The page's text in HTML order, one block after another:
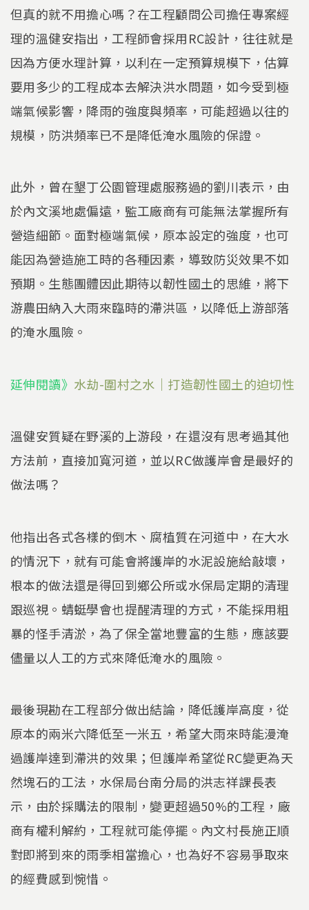
但真的就不用擔心嗎？在工程顧問公司擔任專案經
理的溫健安指出，工程師會採用RC設計，往往就是
因為方便水理計算，以利在一定預算規模下，估算
要用多少的工程成本去解決洪水問題，如今受到極
端氣候影響，降雨的強度與頻率，可能超過以往的
規模，防洪頻率已不是降低淹水風險的保證。
此外，曾在墾丁公園管理處服務過的劉川表示，由
於內文溪地處偏遠，監工廠商有可能無法掌握所有
營造細節。面對極端氣候，原本設定的強度，也可
能因為營造施工時的各種因素，導致防災效果不如
預期。生態團體因此期待以韌性國土的思維，將下
游農田納入大雨來臨時的滯洪區，以降低上游部落
的淹水風險。
延伸閱讀》 水劫-圍村之水｜打造韌性國土的迫切性
溫健安質疑在野溪的上游段，在還沒有思考過其他
方法前，直接加寬河道，並以RC做護岸會是最好的
做法嗎？
他指出各式各樣的倒木、腐植質在河道中，在大水
的情況下，就有可能會將護岸的水泥設施給敲壞，
根本的做法還是得回到鄉公所或水保局定期的清理
跟巡視。蜻蜓學會也提醒清理的方式，不能採用粗
暴的怪手清淤，為了保全當地豐富的生態，應該要
儘量以人工的方式來降低淹水的風險。
最後現勘在工程部分做出結論，降低護岸高度，從
原本的兩米六降低至一米五，希望大雨來時能漫淹
過護岸達到滯洪的效果；但護岸希望從RC變更為天
然塊石的工法，水保局台南分局的洪志祥課長表
示，由於採購法的限制，變更超過50%的工程，廠
商有權利解約，工程就可能停擺。內文村長施正順
對即將到來的雨季相當擔心，也為好不容易爭取來
的經費感到惋惜。